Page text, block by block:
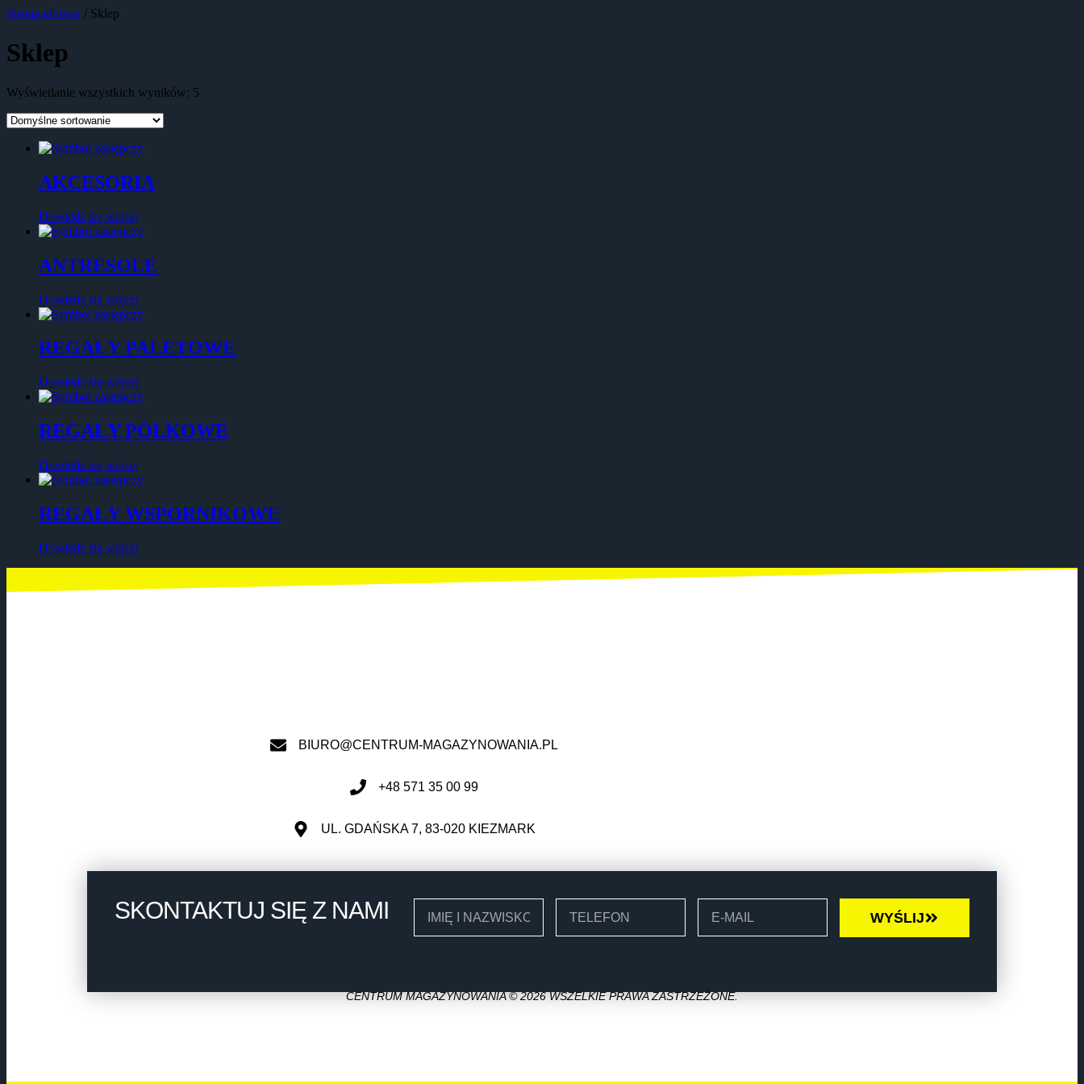
Strona główna / Sklep
Sklep
Wyświetlanie wszystkich wyników: 5
AKCESORIA
Dowiedz się więcej
ANTRESOLE
Dowiedz się więcej
REGAŁY PALETOWE
Dowiedz się więcej
REGAŁY PÓŁKOWE
Dowiedz się więcej
REGAŁY WSPORNIKOWE
Dowiedz się więcej
BIURO@CENTRUM-MAGAZYNOWANIA.PL
+48 571 35 00 99
UL. GDAŃSKA 7, 83-020 KIEZMARK
SKONTAKTUJ SIĘ Z NAMI WYŚLIJ
CENTRUM MAGAZYNOWANIA © 2026 WSZELKIE PRAWA ZASTRZEŻONE.